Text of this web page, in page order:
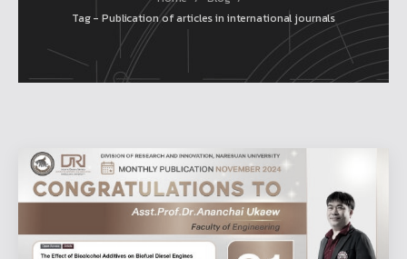
Tag - Publication of articles in international journals